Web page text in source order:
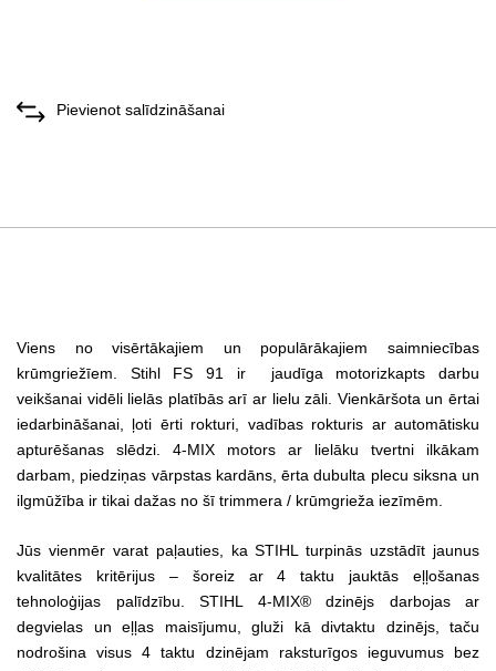
Pievienot salīdzināšanai
Viens no visērtākajiem un populārākajiem saimniecības
krūmgriežīem. Stihl FS 91 ir
jaudīga motorizkapts darbu
veikšanai vidēli lielās platībās arī ar lielu zāli. Vienkāršota un ērtai
iedarbināšanai, ļoti ērti rokturi, vadības rokturis ar automātisku
apturēšanas slēdzi. 4-MIX motors ar lielāku tvertni ilkākam
darbam, piedziņas vārpstas kardāns, ērta dubulta plecu siksna un
ilgmūžība ir tikai dažas no šī trimmera / krūmgrieža iezīmēm.
Jūs vienmēr varat paļauties, ka STIHL turpinās uzstādīt jaunus
kvalitātes kritērijus – šoreiz ar 4 taktu jauktās eļļošanas
tehnoloģijas palīdzību. STIHL 4-MIX® dzinējs darbojas ar
degvielas un eļļas maisījumu, gluži kā divtaktu dzinējs, taču
nodrošina visus 4 taktu dzinējam raksturīgos ieguvumus bez